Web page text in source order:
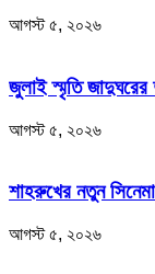
আগস্ট ৫, ২০২৬
জুলাই স্মৃতি জাদুঘরের
আগস্ট ৫, ২০২৬
শাহরুখের নতুন
আগস্ট ৫, ২০২৬